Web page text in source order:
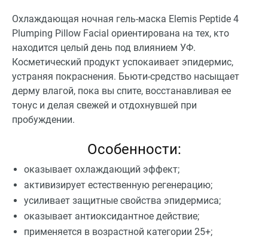
Охлаждающая ночная гель-маска Elemis Peptide 4
Plumping Pillow Facial ориентирована на тех, кто
находится целый день под влиянием УФ.
Косметический продукт успокаивает эпидермис,
устраняя покраснения. Бьюти-средство насыщает
дерму влагой, пока вы спите, восстанавливая ее
тонус и делая свежей и отдохнувшей при
пробуждении.
Особенности:
оказывает охлаждающий эффект;
активизирует естественную регенерацию;
усиливает защитные свойства эпидермиса;
оказывает антиоксидантное действие;
применяется в возрастной категории 25+;